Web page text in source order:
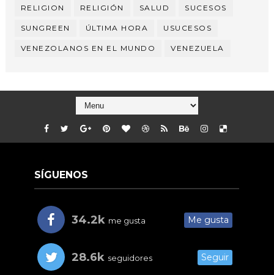
RELIGION RELIGIÓN SALUD SUCESOS
SUNGREEN ÚLTIMA HORA USUCESOS
VENEZOLANOS EN EL MUNDO VENEZUELA
SÍGUENOS
34.2k me gusta Me gusta
28.6k seguidores Seguir